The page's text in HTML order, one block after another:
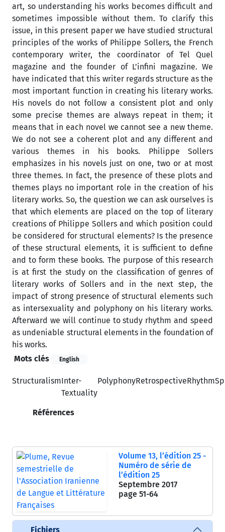
art, so understanding his works becomes difficult and
sometimes impossible without them. To clarify this
issue, in this present paper we have studied structural
principles of the works of Philippe Sollers, the French
contemporary writer, the coordinator of Tel Quel
magazine and the founder of L’infini magazine. We
have indicated that this writer regards structure as the
most important function in creating his literary works.
His novels do not follow a consistent plot and only
some precise themes are always repeat in them; it
means that in each novel we cannot see a new theme.
We do not see a coherent plot and any different and
various themes in his books. Philippe Sollers
emphasizes in his novels just on one, two or at most
three themes. In fact, the presence of these plots and
themes plays no important role in the creation of his
literary works. So, the question we can ask ourselves is
that which elements are placed on the top of literary
creations of Philippe Sollers and which position could
be considered for structural elements? Is the presence
of these structural elements, it is sufficient to define
and to form these books. The purpose of this research
is at first the study on the classification of genres of
literary works of Sollers and in the next step, the
impact of strong presence of structural elements such
as intersexuality and polyphony on his literary works.
Afterward we will continue to study rhythm and speed
as undeniable structural elements in the foundation of
his works.
Mots clés
English
StructuralismInter-
Textuality
PolyphonyRetrospectiveRhythm
Références
Volume 13, l’édition 25 -
Numéro de série de
l’édition 25
Septembre 2017
page 51-64
Fichiers